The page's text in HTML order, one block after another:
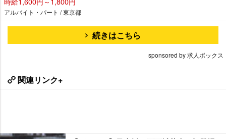
アルバイト・パート / 東京都
続きはこちら
sponsored by 求人ボックス
関連リンク+